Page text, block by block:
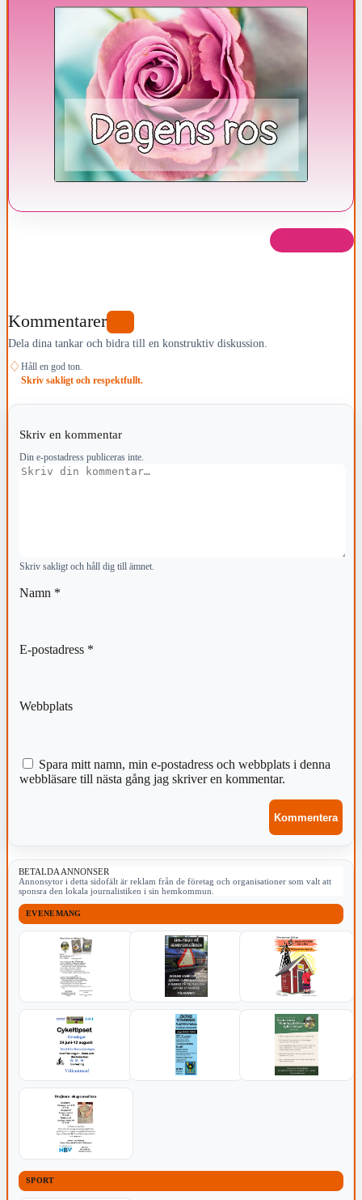
Kommentarer
Dela dina tankar och bidra till en konstruktiv diskussion.
♢ Håll en god ton.
Skriv sakligt och respektfullt.
Skriv en kommentar
Din e-postadress publiceras inte.
Kommentar
Skriv sakligt och håll dig till ämnet.
Namn *
E-postadress *
Webbplats
Spara mitt namn, min e-postadress och webbplats i denna
webbläsare till nästa gång jag skriver en kommentar.
BETALDA ANNONSER
Annonsytor i detta sidofält är reklam från de företag och organisationer som valt att
sponsra den lokala journalistiken i sin hemkommun.
EVENEMANG
SPORT